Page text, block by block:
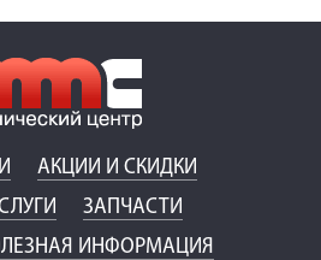
АКЦИИ И СКИДКИ
ЗАПЧАСТИ
ИНФОРМАЦИЯ